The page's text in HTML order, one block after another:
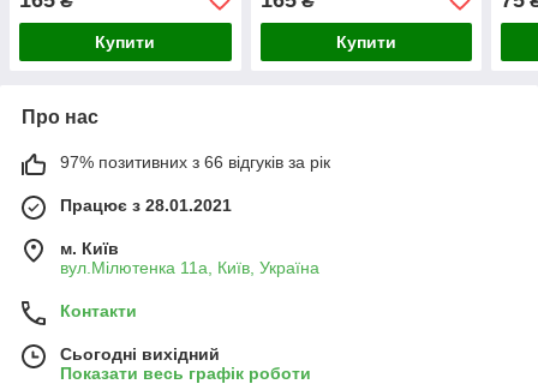
Купити
(поліуретанова)
Купити
Про нас
97% позитивних з 66 відгуків за рік
Працює з 28.01.2021
м. Київ
вул.Мілютенка 11а, Київ, Україна
Контакти
Сьогодні вихідний
Показати весь графік роботи